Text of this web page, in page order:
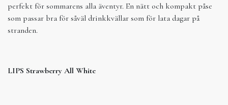
perfekt för sommarens alla äventyr. En nätt och kompakt påse
som passar bra för såväl drinkkvällar som för lata dagar på
stranden.
LIPS Strawberry All White